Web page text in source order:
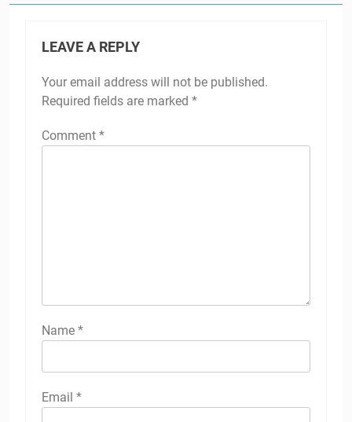
LEAVE A REPLY
Your email address will not be published.
Required fields are marked *
Comment *
Name *
Email *